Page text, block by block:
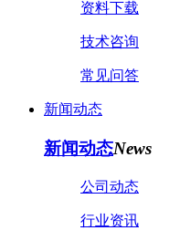
资料下载
技术咨询
常见问答
新闻动态
新闻动态News
公司动态
行业资讯